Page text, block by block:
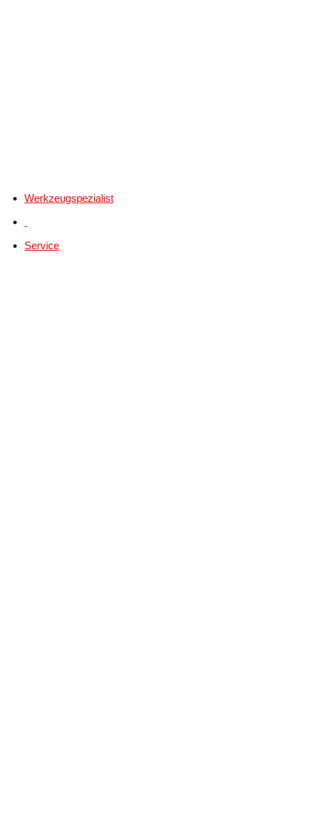
Werkzeugspezialist
Service